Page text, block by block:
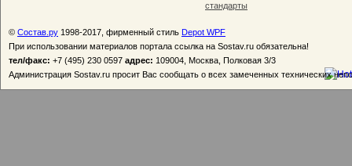
стандарты
© Состав.ру 1998-2017, фирменный стиль Depot WPF
При использовании материалов портала ссылка на Sostav.ru обязательна!
тел/факс: +7 (495) 230 0597 адрес: 109004, Москва, Полковая 3/3
Администрация Sostav.ru просит Вас сообщать о всех замеченных технических